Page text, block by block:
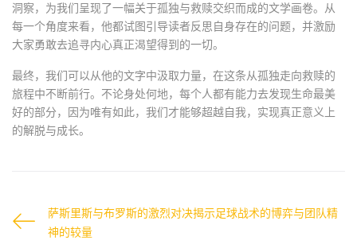
洞察，为我们呈现了一幅关于孤独与救赎交织而成的文学画卷。从
每一个角度来看，他都试图引导读者反思自身存在的问题，并激励
大家勇敢去追寻内心真正渴望得到的一切。
最终，我们可以从他的文字中汲取力量，在这条从孤独走向救赎的
旅程中不断前行。不论身处何地，每个人都有能力去发现生命最美
好的部分，因为唯有如此，我们才能够超越自我，实现真正意义上
的解脱与成长。
萨斯里斯与布罗斯的激烈对决揭示足球战术的博弈与团队精
神的较量